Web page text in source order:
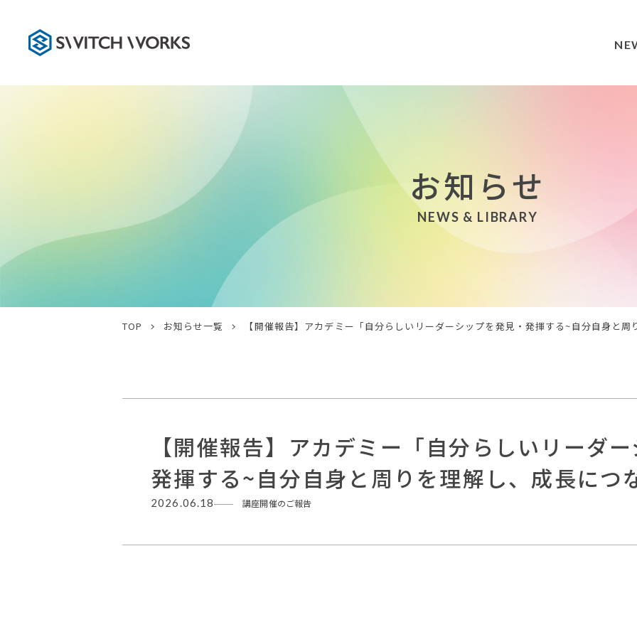
お知らせ
NEWS & LIBRARY
TOP お知らせ一覧 【開催報告】アカデミー「自分らしいリーダーシップを発見・発揮する~自分自身と
【開催報告】アカデミー「自分らしいリーダ
発揮する~自分自身と周りを理解し、成長につ
2026.06.18 講座開催のご報告